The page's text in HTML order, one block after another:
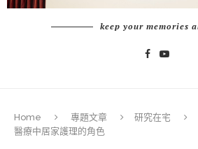
keep your memories
Home 專題文章 研究在宅
醫療中居家護理的角色